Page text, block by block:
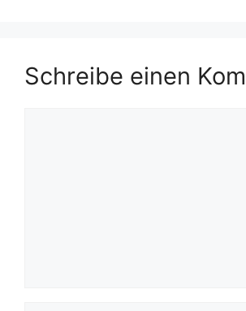
Schreibe einen